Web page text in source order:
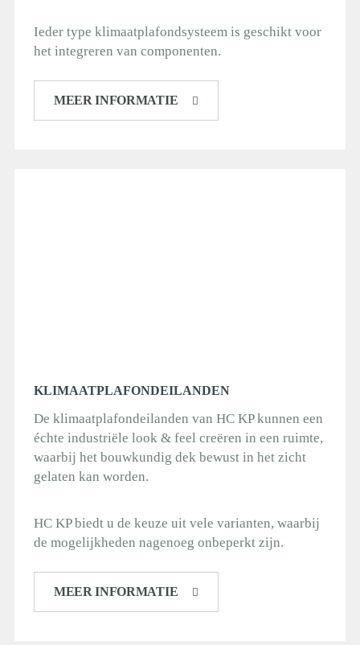
Ieder type klimaatplafondsysteem is geschikt voor
het integreren van componenten.
MEER INFORMATIE
KLIMAATPLAFONDEILANDEN
De klimaatplafondeilanden van HC KP kunnen een
échte industriële look & feel creëren in een ruimte,
waarbij het bouwkundig dek bewust in het zicht
gelaten kan worden.
HC KP biedt u de keuze uit vele varianten, waarbij
de mogelijkheden nagenoeg onbeperkt zijn.
MEER INFORMATIE